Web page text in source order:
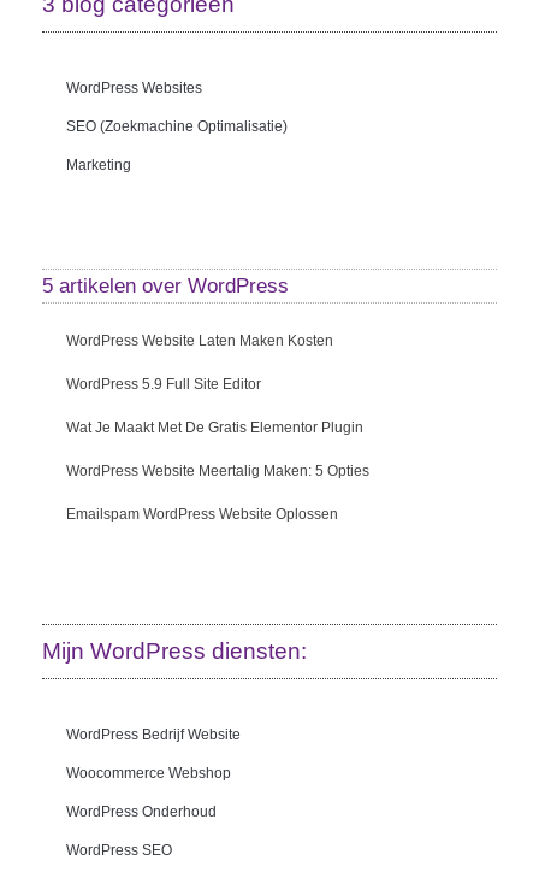
WordPress Websites
SEO (zoekmachine Optimalisatie)
Marketing
5 artikelen over WordPress
WordPress Website Laten Maken Kosten
WordPress 5.9 Full Site Editor
Wat Je Maakt Met De Gratis Elementor Plugin
WordPress Website Meertalig Maken: 5 Opties
Emailspam WordPress Website Oplossen
Mijn WordPress diensten:
WordPress Bedrijf Website
Woocommerce Webshop
WordPress Onderhoud
WordPress SEO